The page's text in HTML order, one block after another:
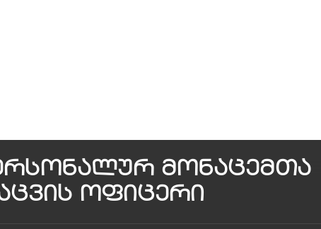
მონაცემთა
ოფიცერი